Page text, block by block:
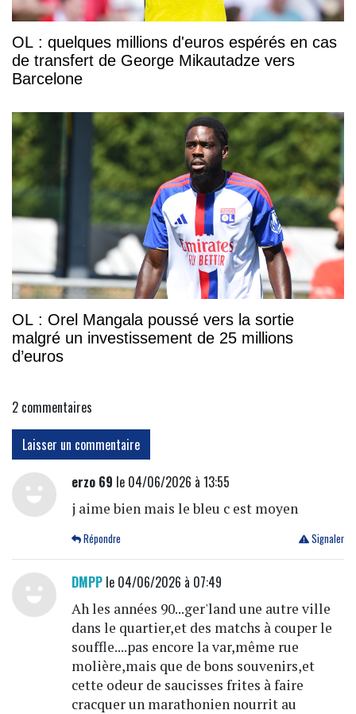
OL : quelques millions d'euros espérés en cas
de transfert de George Mikautadze vers
Barcelone
OL : Orel Mangala poussé vers la sortie
malgré un investissement de 25 millions
d’euros
2 commentaires
Laisser un commentaire
erzo 69 le 04/06/2026 à 13:55
j aime bien mais le bleu c est moyen
Signaler
Répondre
DMPPle 04/06/2026 à 07:49
Ah les années 90...ger'land une autre ville
dans le quartier,et des matchs à couper le
souffle....pas encore la var,même rue
molière,mais que de bons souvenirs,et
cette odeur de saucisses frites à faire
cracquer un marathonien nourrit au